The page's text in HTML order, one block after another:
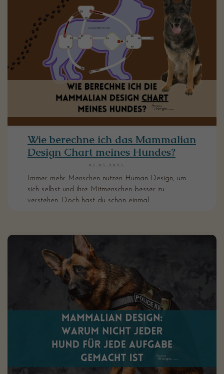
Wie berechne ich das Mammalian
Design Chart meines Hundes?
07.03.2025
Immer mehr Menschen nutzen Human Design, um
sich selbst und ihre Mitmenschen besser zu
verstehen. Doch hast du schon einmal ...